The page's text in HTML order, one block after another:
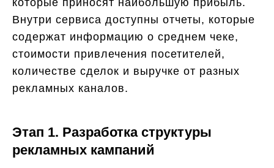
которые приносят наибольшую прибыль.
Внутри сервиса доступны отчеты, которые
содержат информацию о среднем чеке,
стоимости привлечения посетителей,
количестве сделок и выручке от разных
рекламных каналов.
Этап 1. Разработка структуры
рекламных кампаний